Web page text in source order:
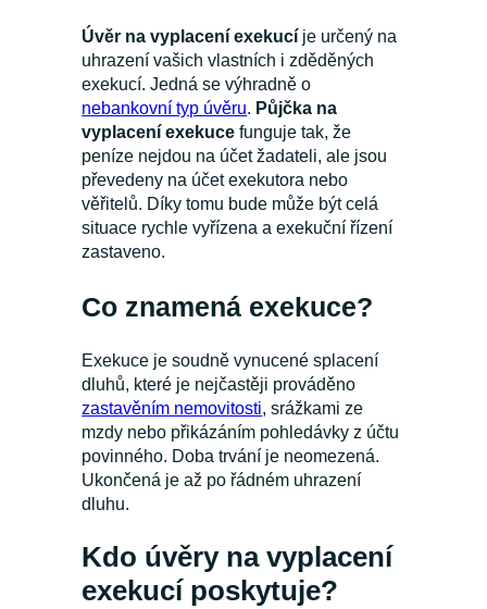
Úvěr na vyplacení exekucí je určený na
uhrazení vašich vlastních i zděděných
exekucí. Jedná se výhradně o
nebankovní typ úvěru. Půjčka na
vyplacení exekuce funguje tak, že
peníze nejdou na účet žadateli, ale jsou
převedeny na účet exekutora nebo
věřitelů. Díky tomu bude může být celá
situace rychle vyřízena a exekuční řízení
zastaveno.
Co znamená exekuce?
Exekuce je soudně vynucené splacení
dluhů, které je nejčastěji prováděno
zastavěním nemovitosti, srážkami ze
mzdy nebo přikázáním pohledávky z účtu
povinného. Doba trvání je neomezená.
Ukončená je až po řádném uhrazení
dluhu.
Kdo úvěry na vyplacení
exekucí poskytuje?